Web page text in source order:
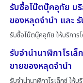
รับซื้อโน๊ตบุ๊คอุทัย บ
ของหลุดจำนำ และ
รับซื้อโน๊ตบุ๊คอุทัย ให้บริการ
รับจำนำนาฬิกาโรเ
ขายของหลุดจำนำ
รับจำนำนาฬิกาโรเล็กซ์ ให้